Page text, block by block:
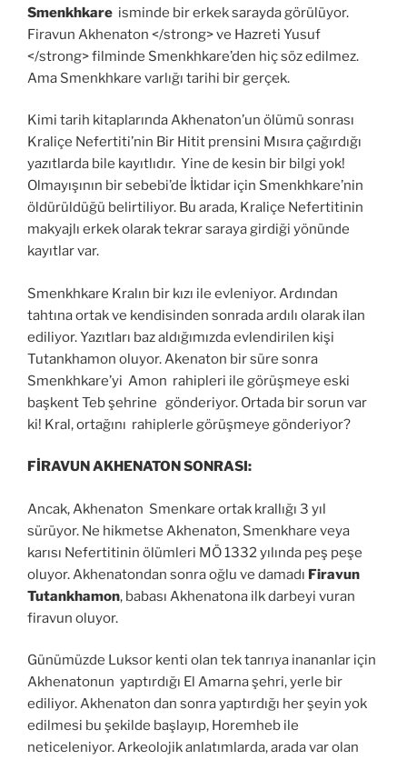
Smenkhkare isminde bir erkek sarayda görülüyor.
Firavun Akhenaton </strong> ve Hazreti Yusuf
</strong> filminde Smenkhkare’den hiç söz edilmez.
Ama Smenkhkare varlığı tarihi bir gerçek.
Kimi tarih kitaplarında Akhenaton’un ölümü sonrası
Kraliçe Nefertiti’nin Bir Hitit prensini Mısıra çağırdığı
yazıtlarda bile kayıtlıdır. Yine de kesin bir bilgi yok!
Olmayışının bir sebebi’de İktidar için Smenkhkare’nin
öldürüldüğü belirtiliyor. Bu arada, Kraliçe Nefertitinin
makyajlı erkek olarak tekrar saraya girdiği yönünde
kayıtlar var.
Smenkhkare Kralın bir kızı ile evleniyor. Ardından
tahtına ortak ve kendisinden sonrada ardılı olarak ilan
ediliyor. Yazıtları baz aldığımızda evlendirilen kişi
Tutankhamon oluyor. Akenaton bir süre sonra
Smenkhkare’yi Amon rahipleri ile görüşmeye eski
başkent Teb şehrine gönderiyor. Ortada bir sorun var
ki! Kral, ortağını rahiplerle görüşmeye gönderiyor?
FİRAVUN AKHENATON SONRASI:
Ancak, Akhenaton Smenkare ortak krallığı 3 yıl
sürüyor. Ne hikmetse Akhenaton, Smenkhare veya
karısı Nefertitinin ölümleri MÖ 1332 yılında peş peşe
oluyor. Akhenatondan sonra oğlu ve damadı Firavun
Tutankhamon, babası Akhenatona ilk darbeyi vuran
firavun oluyor.
Günümüzde Luksor kenti olan tek tanrıya inananlar için
Akhenatonun yaptırdığı El Amarna şehri, yerle bir
ediliyor. Akhenaton dan sonra yaptırdığı her şeyin yok
edilmesi bu şekilde başlayıp, Horemheb ile
neticeleniyor. Arkeolojik anlatımlarda, arada var olan